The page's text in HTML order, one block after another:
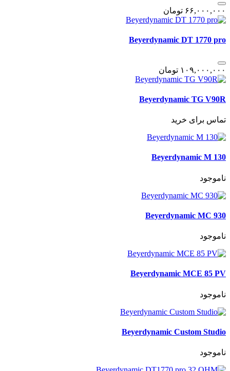
۶۶,٠٠٠,٠٠٠ تومان
Beyerdynamic DT 1770 pro
١٠٩,٠٠٠,٠٠٠ تومان
Beyerdynamic TG V90R
تماس برای خرید
Beyerdynamic M 130
ناموجود
Beyerdynamic MC 930
ناموجود
Beyerdynamic MCE 85 PV
ناموجود
Beyerdynamic Custom Studio
ناموجود